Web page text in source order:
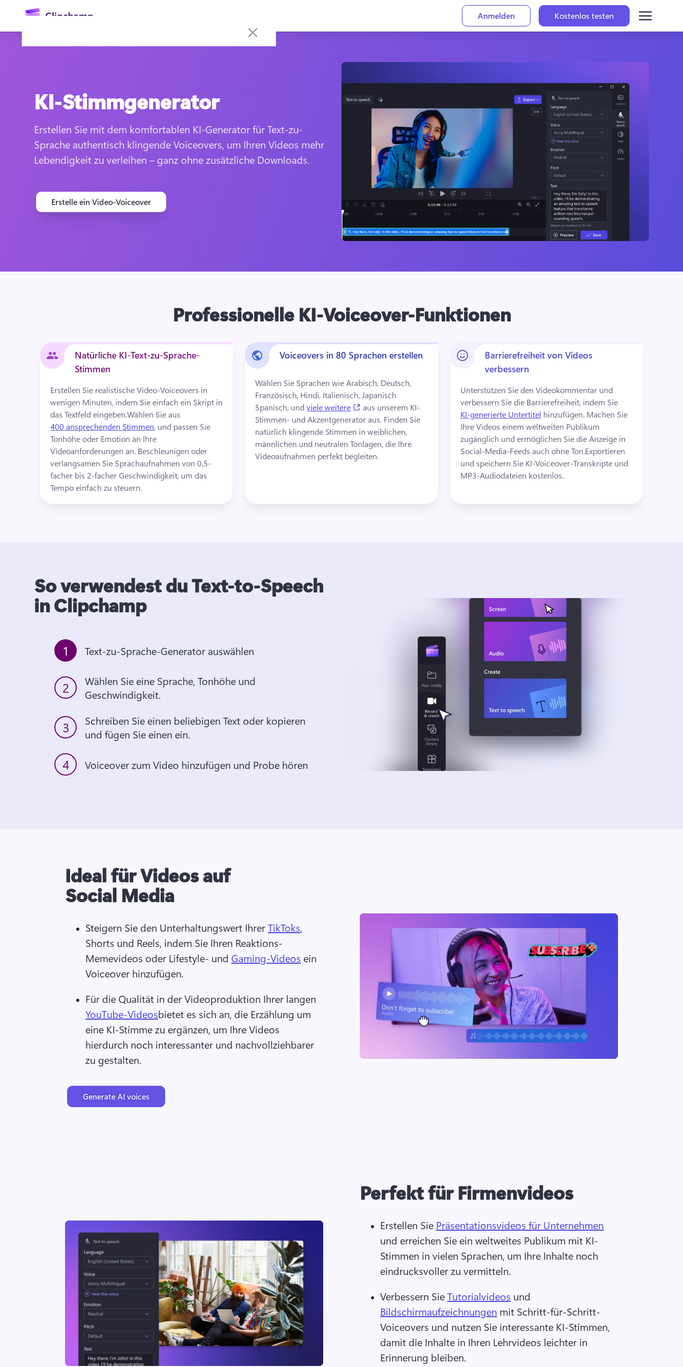
Anmelden
Kostenlos testen
Anmelden
KI-Stimmgenerator
Erstellen Sie mit dem komfortablen KI-Generator für Text-zu-
Sprache authentisch klingende Voiceovers, um Ihren Videos mehr
Lebendigkeit zu verleihen – ganz ohne zusätzliche Downloads.
Erstelle ein Video-Voiceover
Professionelle KI-Voiceover-Funktionen
Natürliche KI-Text-zu-Sprache-
Stimmen
Erstellen Sie realistische Video-Voiceovers in
wenigen Minuten, indem Sie einfach ein Skript in
das Textfeld eingeben.Wählen Sie aus
400 ansprechenden Stimmen, und passen Sie
Tonhöhe oder Emotion an Ihre
Videoanforderungen an. Beschleunigen oder
verlangsamen Sie Sprachaufnahmen von 0,5-
facher bis 2-facher Geschwindigkeit, um das
Tempo einfach zu steuern.
Voiceovers in 80 Sprachen erstellen
Wählen Sie Sprachen wie Arabisch, Deutsch,
Französisch, Hindi, Italienisch, Japanisch
Spanisch, und viele weitere (opens in a new tab)
aus unserem KI-
Stimmen- und Akzentgenerator aus. Finden Sie
natürlich klingende Stimmen in weiblichen,
männlichen und neutralen Tonlagen, die Ihre
Videoaufnahmen perfekt begleiten.
Barrierefreiheit von Videos
verbessern
Unterstützen Sie den Videokommentar und
verbessern Sie die Barrierefreiheit, indem Sie
KI-generierte Untertitel hinzufügen. Machen Sie
Ihre Videos einem weltweiten Publikum
zugänglich und ermöglichen Sie die Anzeige in
Social-Media-Feeds auch ohne Ton.Exportieren
und speichern Sie KI-Voiceover-Transkripte und
MP3-Audiodateien kostenlos.
So verwendest du Text-to-Speech
in Clipchamp
1 Text-zu-Sprache-Generator auswählen
2
Wählen Sie eine Sprache, Tonhöhe und
Geschwindigkeit.
3
Schreiben Sie einen beliebigen Text oder kopieren
4 Voiceover zum Video hinzufügen und Probe hören
Ideal für Videos auf
Social Media
Steigern Sie den Unterhaltungswert Ihrer TikToks,
Shorts und Reels, indem Sie Ihren Reaktions-
Memevideos oder Lifestyle- und Gaming-Videos ein
Voiceover hinzufügen.
Für die Qualität in der Videoproduktion Ihrer langen
YouTube-Videosbietet es sich an, die Erzählung um
eine KI-Stimme zu ergänzen, um Ihre Videos
hierdurch noch interessanter und nachvollziehbarer
zu gestalten.
Generate AI voices
Perfekt für Firmenvideos
Erstellen Sie Präsentationsvideos für Unternehmen
und erreichen Sie ein weltweites Publikum mit KI-
Stimmen in vielen Sprachen, um Ihre Inhalte noch
eindrucksvoller zu vermitteln.
Verbessern Sie Tutorialvideos und
Bildschirmaufzeichnungen mit Schritt-für-Schritt-
Voiceovers und nutzen Sie interessante KI-Stimmen,
damit die Inhalte in Ihren Lehrvideos leichter in
Erinnerung bleiben.